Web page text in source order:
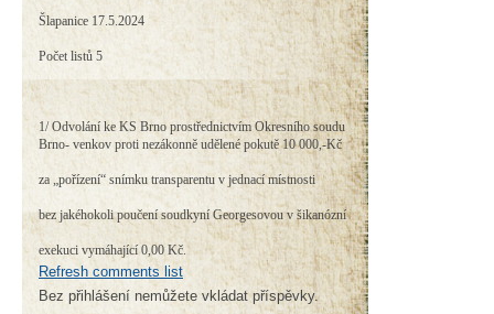
Šlapanice 17.5.2024
Počet listů 5
1/ Odvolání ke KS Brno prostřednictvím Okresního soudu
Brno- venkov proti nezákonně udělené pokutě 10 000,-Kč
za „pořízení“ snímku transparentu v jednací místnosti
bez jakéhokoli poučení soudkyní Georgesovou v šikanózní
exekuci vymáhající 0,00 Kč.
Refresh comments list
Bez přihlášení nemůžete vkládat příspěvky.